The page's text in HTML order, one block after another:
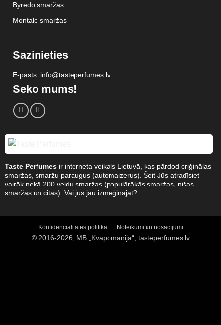
Byredo smaržas
Montale smaržas
Sazinieties
E-pasts: info@tasteperfumes.lv.
Seko mums!
Taste Perfumesir interneta veikals Lietuvā, kas pārdod oriģinālas
smaržas, smaržu paraugus (automaizerus). Šeit Jūs atradīsiet
vairāk nekā 200 veidu smaržas (populārākās smaržas, nišas
smaržas un citas). Vai jūs jau izmēģinājāt?
Konfidencialitātes politika Noteikumi un nosacījumi
© 2016-2026, MB „Kvapomanija“, tasteperfumes.lv